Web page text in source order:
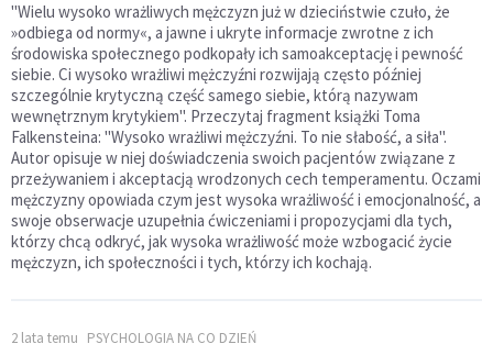
"Wielu wysoko wrażliwych mężczyzn już w dzieciństwie czuło, że
»odbiega od normy«, a jawne i ukryte informacje zwrotne z ich
środowiska społecznego podkopały ich samoakceptację i pewność
siebie. Ci wysoko wrażliwi mężczyźni rozwijają często później
szczególnie krytyczną część samego siebie, którą nazywam
wewnętrznym krytykiem". Przeczytaj fragment książki Toma
Falkensteina: "Wysoko wrażliwi mężczyźni. To nie słabość, a siła".
Autor opisuje w niej doświadczenia swoich pacjentów związane z
przeżywaniem i akceptacją wrodzonych cech temperamentu. Oczami
mężczyzny opowiada czym jest wysoka wrażliwość i emocjonalność, a
swoje obserwacje uzupełnia ćwiczeniami i propozycjami dla tych,
którzy chcą odkryć, jak wysoka wrażliwość może wzbogacić życie
mężczyzn, ich społeczności i tych, którzy ich kochają.
2 lata temu PSYCHOLOGIA NA CO DZIEŃ